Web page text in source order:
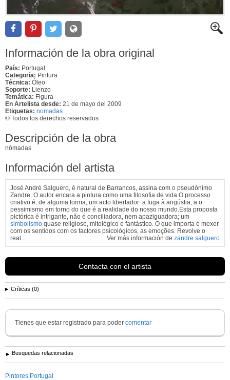
Información de la obra original
País: Portugal
Categoría: Pintura
Técnica: Óleo
Soporte: Lienzo
Temática: Figura
En Artelista desde: 21 de mayo del 2009
Etiquetas: nomadas
© Todos los derechos reservados
Descripción de la obra
nómadas
Información del artista
José André Salguero, é natural de Barrancos, assina com o pseudónimo
Zandre. O autor encara a pintura como uma filosofia de vida.O processo
criativo é, de alguma forma, um acto libertador: a fuga à angústia; a o
pessimismo em torno do que é a realidade do nosso mundo.Esta proposta
pictórica é intrigante, não é conciliadora, nem apaziguadora; um
simbolismo quase religioso, mitológico e fantástico. O que importa é mexer
com os sentidos com os factores psicológicos, as emoções. Revolve o
real...
Ver más información de zandre salguero
Contacta con el artista
Críticas (0)
Tienes que estar registrado para poder comentar
Busquedas relacionadas
Pintores Portugal